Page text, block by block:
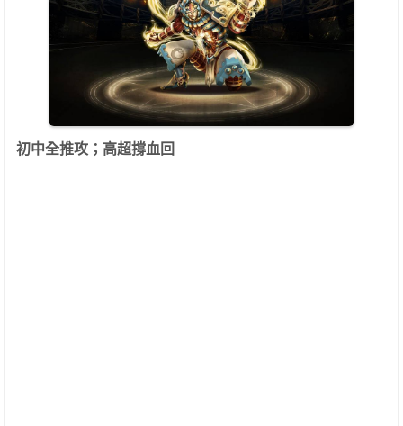
初中全推攻；高超撐血回